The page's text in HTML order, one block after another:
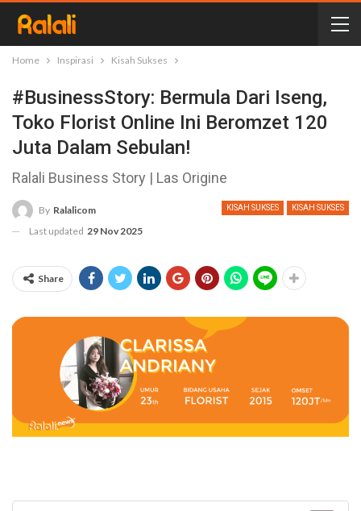
Home Inspirasi Kisah Sukses
#BusinessStory: Bermula Dari Iseng,
Toko Florist Online Ini Beromzet 120
Juta Dalam Sebulan!
Ralali Business Story | Las Origine
KISAH SUKSES KISAH SUKSES
By Ralalicom
Last updated 29 Nov 2025
Share